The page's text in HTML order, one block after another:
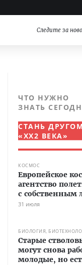
Следите за
ЧТО НУЖНО
ЗНАТЬ
СТАНЬ ДРУГОМ
«XX2 ВЕКА»
КОСМОС
Европейское
агентство
с собственным
31 июля
БИОЛОГИЯ,
Старые
могут снова
молодые, но